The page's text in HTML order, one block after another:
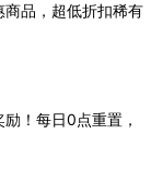
品，超低折扣稀有
！每日0点重置，